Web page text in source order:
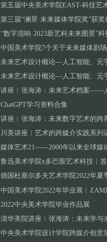
第五届中央美术学院EAST-科技艺
第三届“澜景·未来媒体学院奖”获奖
“数字混响·2023新艺科未来图景”科技艺
中国美术学院7个关于未来媒体剧
未来艺术设计概论—人工智能、元宇宙
未来艺术设计概论—人工智能、元宇宙
讲座︱张海涛：未来艺术档案——人工智能、生
ChatGPT学习资料合集
讲座︱张海涛：未来数字艺术的跨
川美讲座︱艺术的跨媒介实践系列讲座：张海涛
媒体艺术21——2000年以来全球媒体艺术实
鲁迅美术学院x多巴胺艺术科技︱首推
德国杜塞尔多夫艺术学院2022年夏
中国​美术学院2022年毕业展︱ZAM
2022中央美术学院毕业作品展
清华美院讲座︱张海涛：未来学与未来艺术学思潮一一
中央美术学院设计学院跨媒介创意